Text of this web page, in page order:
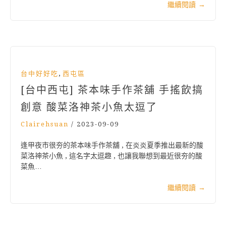
繼續閱讀 →
台中好好吃 , 西屯區
[台中西屯] 茶本味手作茶舖 手搖飲搞
創意 酸菜洛神茶小魚太逗了
Clairehsuan / 2023-09-09
逢甲夜市很夯的茶本味手作茶舖 , 在炎炎夏季推出最新的酸
菜洛神茶小魚 , 這名字太逗趣 , 也讓我聯想到最近很夯的酸
菜魚…
繼續閱讀 →